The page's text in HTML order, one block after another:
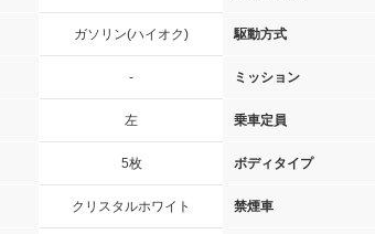
ガソリン(ハイオク) 駆動方式
- ミッション
左 乗車定員
5枚 ボディタイプ
クリスタルホワイト 禁煙車